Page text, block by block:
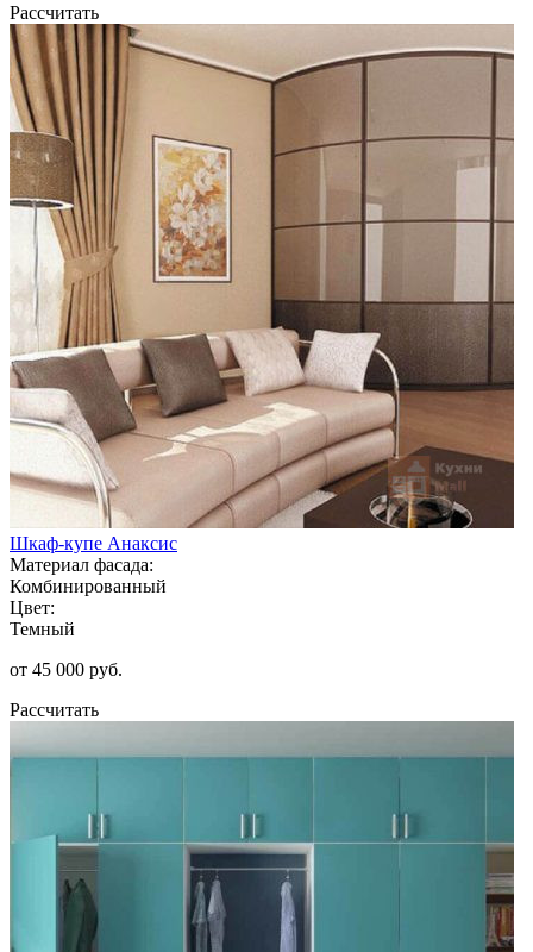
Рассчитать
Шкаф-купе Анаксис
Материал фасада:
Комбинированный
Цвет:
Темный
от 45 000 руб.
Рассчитать